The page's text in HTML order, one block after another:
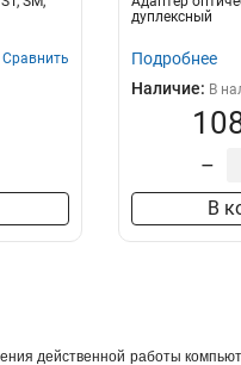
Сравнить
дуплексный
Подробнее
Наличие: В
–
В
действенной работы